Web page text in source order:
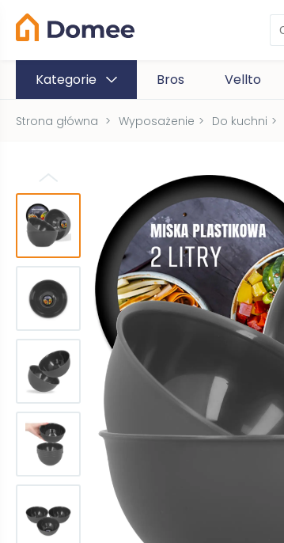
Kategorie Bros Vellto
Strona główna > Wyposażenie > Do kuchni >